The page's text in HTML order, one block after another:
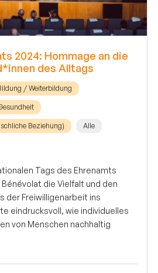
2024: Hommage an die
des Alltags
/ Weiterbildung
Beziehung) Alle
Tags des Ehrenamts
die Vielfalt und den
der Freiwilligenarbeit ins
eindrucksvoll, wie individuelles
von Menschen nachhaltig